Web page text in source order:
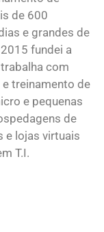
de 600
e grandes de
fundei a
com
treinamento de
e pequenas
de
e lojas virtuais
T.I.